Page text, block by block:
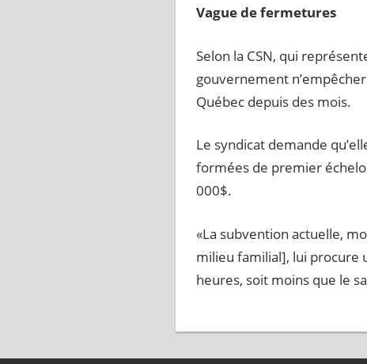
Vague de fermetures
Selon la CSN, qui
gouvernement
Québec depuis des mois.
Le syndicat demande
formées de premier
000$.
«La subvention actuelle,
milieu familial], lui procure
heures, soit moins que le